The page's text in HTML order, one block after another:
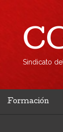
Sindicato
Formación